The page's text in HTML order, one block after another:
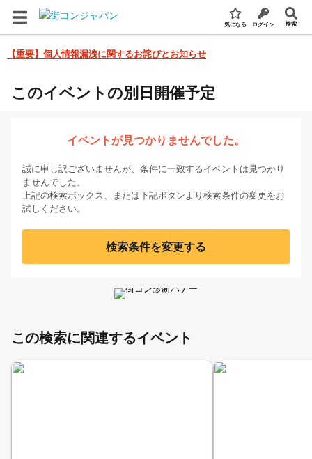
気になる ログイン 検索
【重要】個人情報漏洩に関するお詫びとお知らせ
このイベントの別日開催予定
イベントが見つかりませんでした。
誠に申し訳ございませんが、条件に一致するイベントは見つかり
ませんでした。
上記の検索ボックス、または下記ボタンより検索条件の変更をお
試しください。
検索条件を変更する
この検索に関連するイベント